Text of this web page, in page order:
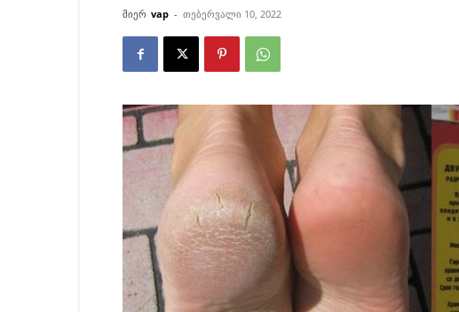
მიერ vap - თებერვალი 10, 2022